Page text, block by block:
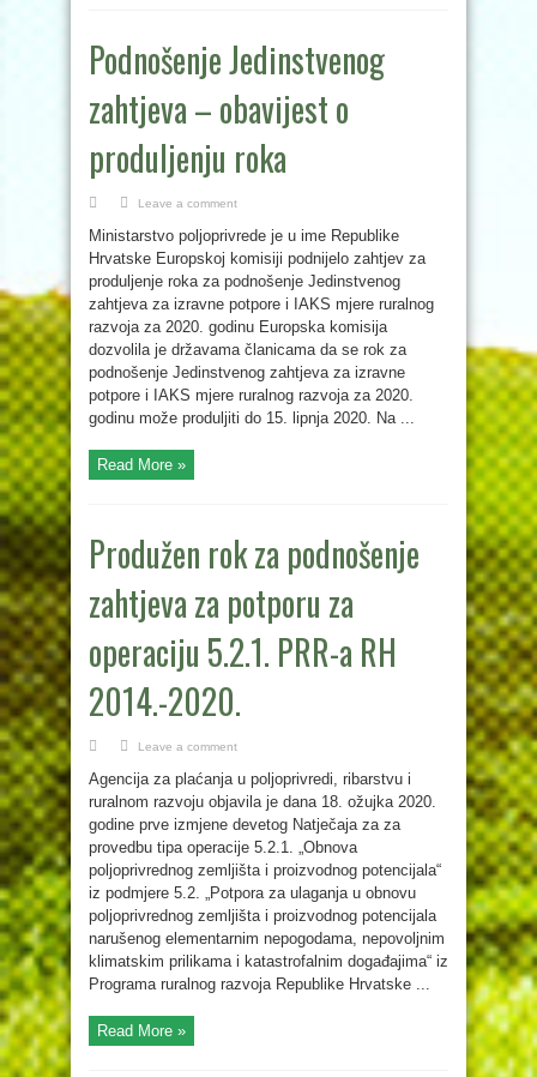
Podnošenje Jedinstvenog
zahtjeva – obavijest o
produljenju roka
Leave a comment
Ministarstvo poljoprivrede je u ime Republike
Hrvatske Europskoj komisiji podnijelo zahtjev za
produljenje roka za podnošenje Jedinstvenog
zahtjeva za izravne potpore i IAKS mjere ruralnog
razvoja za 2020. godinu Europska komisija
dozvolila je državama članicama da se rok za
podnošenje Jedinstvenog zahtjeva za izravne
potpore i IAKS mjere ruralnog razvoja za 2020.
godinu može produljiti do 15. lipnja 2020. Na ...
Read More »
Produžen rok za podnošenje
zahtjeva za potporu za
operaciju 5.2.1. PRR-a RH
2014.-2020.
Leave a comment
Agencija za plaćanja u poljoprivredi, ribarstvu i
ruralnom razvoju objavila je dana 18. ožujka 2020.
godine prve izmjene devetog Natječaja za za
provedbu tipa operacije 5.2.1. „Obnova
poljoprivrednog zemljišta i proizvodnog potencijala“
iz podmjere 5.2. „Potpora za ulaganja u obnovu
poljoprivrednog zemljišta i proizvodnog potencijala
narušenog elementarnim nepogodama, nepovoljnim
klimatskim prilikama i katastrofalnim događajima“ iz
Programa ruralnog razvoja Republike Hrvatske ...
Read More »